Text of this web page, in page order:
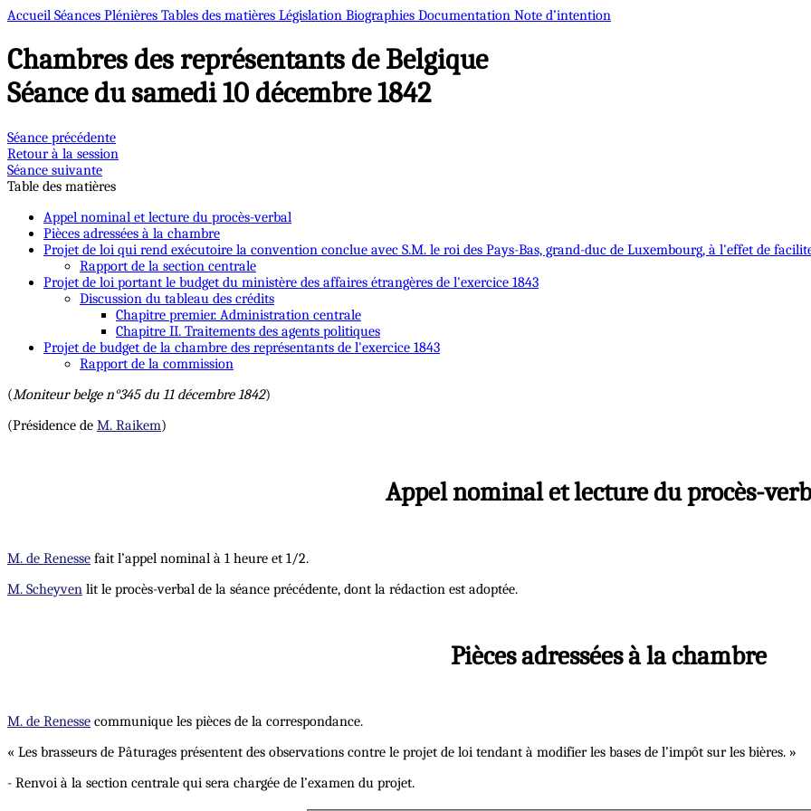
Accueil Séances Plénières Tables des matières Législation Biographies Documentation Note d’intention
Chambres des représentants de Belgique
Séance du samedi 10 décembre 1842
Séance précédente
Retour à la session
Séance suivante
Table des matières
Appel nominal et lecture du procès-verbal
Pièces adressées à la chambre
Projet de loi qui rend exécutoire la convention conclue avec S.M. le roi des Pays-Bas, grand-duc de Luxembourg, à l'effet de
Rapport de la section centrale
Projet de loi portant le budget du ministère des affaires étrangères de l'exercice 1843
Discussion du tableau des crédits
Chapitre premier. Administration centrale
Chapitre II. Traitements des agents politiques
Projet de budget de la chambre des représentants de l'exercice 1843
Rapport de la commission
(Moniteur belge n°345 du 11 décembre 1842)
(Présidence de M. Raikem)
Appel nominal et lecture du procès-
M. de Renesse fait l’appel nominal à 1 heure et 1/2.
M. Scheyven lit le procès-verbal de la séance précédente, dont la rédaction est adoptée.
Pièces adressées à la chambre
M. de Renesse communique les pièces de la correspondance.
« Les brasseurs de Pâturages présentent des observations contre le projet de loi tendant à modifier les bases de l’impôt sur les bières. »
- Renvoi à la section centrale qui sera chargée de l’examen du projet.